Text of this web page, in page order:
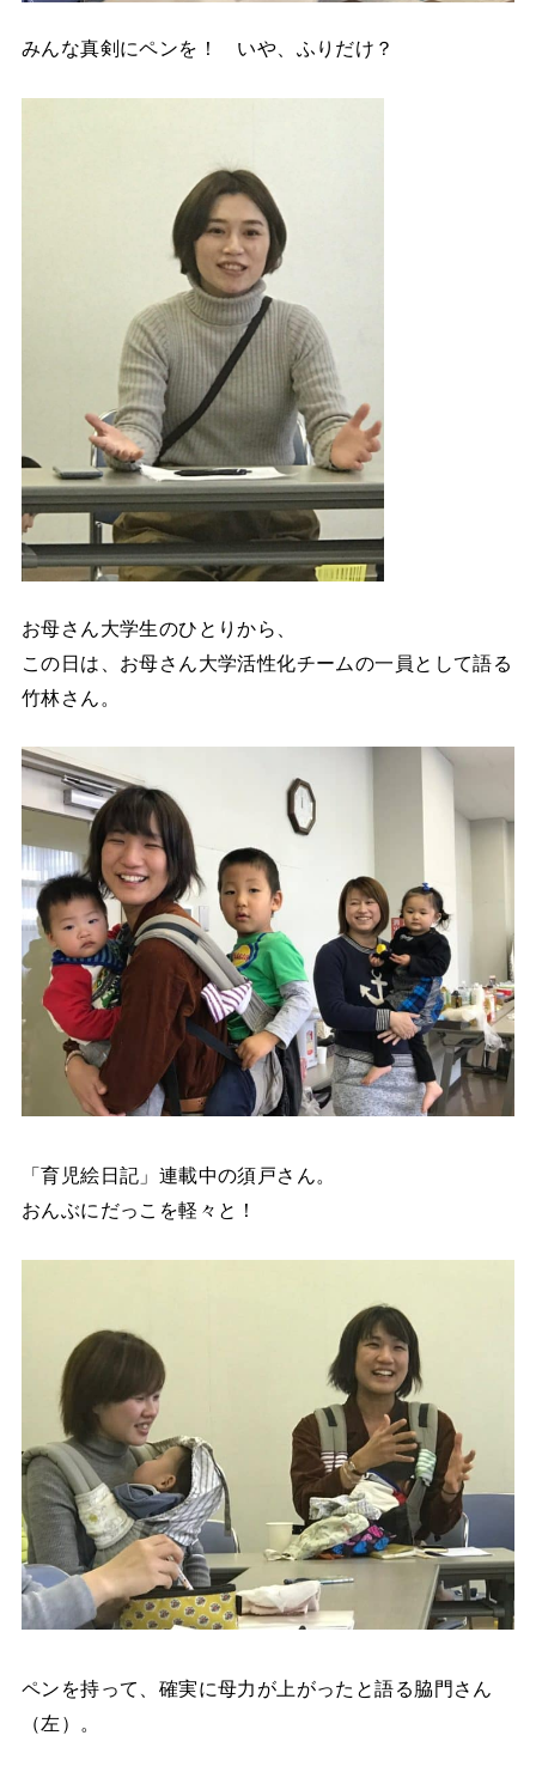
みんな真剣にペンを！ いや、ふりだけ？
お母さん大学生のひとりから、
この日は、お母さん大学活性化チームの一員として語る
竹林さん。
「育児絵日記」連載中の須戸さん。
おんぶにだっこを軽々と！
ペンを持って、確実に母力が上がったと語る脇門さん
（左）。